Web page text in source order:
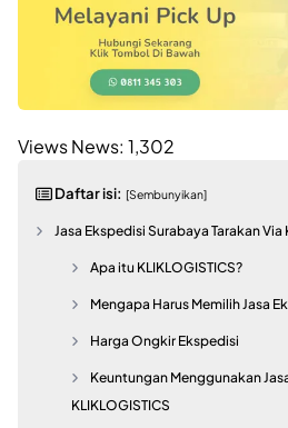
Views News: 1,302
Daftar isi: [Sembunyikan]
Jasa Ekspedisi Surabaya Tarakan Via
Apa itu KLIKLOGISTICS?
Mengapa Harus Memilih Jasa
Harga Ongkir Ekspedisi
Keuntungan Menggunakan
KLIKLOGISTICS